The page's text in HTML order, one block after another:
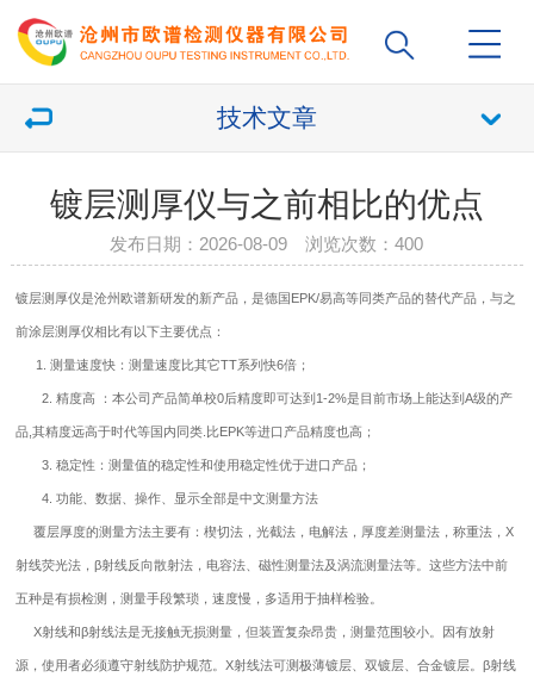
技术文章
镀层测厚仪与之前相比的优点
发布日期：2026-08-09 浏览次数：400
镀层测厚仪是沧州欧谱新研发的新产品，是德国EPK/易高等同类产品的替代产品，与之
前涂层测厚仪相比有以下主要优点：
1. 测量速度快：测量速度比其它TT系列快6倍；
2. 精度高 ：本公司产品简单校0后精度即可达到1-2%是目前市场上能达到A级的产
品,其精度远高于时代等国内同类.比EPK等进口产品精度也高；
3. 稳定性：测量值的稳定性和使用稳定性优于进口产品；
4. 功能、数据、操作、显示全部是中文测量方法
覆层厚度的测量方法主要有：楔切法，光截法，电解法，厚度差测量法，称重法，X
射线荧光法，β射线反向散射法，电容法、磁性测量法及涡流测量法等。这些方法中前
五种是有损检测，测量手段繁琐，速度慢，多适用于抽样检验。
X射线和β射线法是无接触无损测量，但装置复杂昂贵，测量范围较小。因有放射
源，使用者必须遵守射线防护规范。X射线法可测极薄镀层、双镀层、合金镀层。β射线